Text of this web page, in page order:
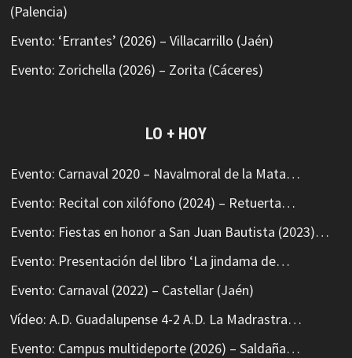
(Palencia)
Evento: ‘Errantes’ (2026) – Villacarrillo (Jaén)
Evento: Zorichella (2026) – Zorita (Cáceres)
LO + HOY
Evento: Carnaval 2020 – Navalmoral de la Mata…
Evento: Recital con xilófono (2024) – Retuerta…
Evento: Fiestas en honor a San Juan Bautista (2023)…
Evento: Presentación del libro ‘La jindama de…
Evento: Carnaval (2022) – Castellar (Jaén)
Vídeo: A.D. Guadalupense 4-2 A.D. La Madrastra…
Evento: Campus multideporte (2026) – Saldaña…